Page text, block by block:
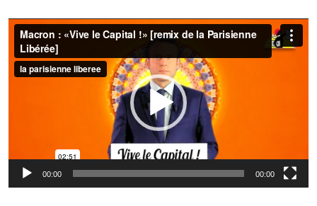
Lecteur
vidéo
00:00 00:00